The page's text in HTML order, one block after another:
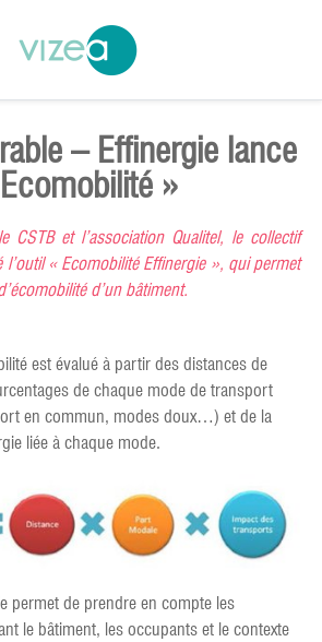
– Effinergie lance
»
CSTB et l’association Qualitel, le collectif
l’outil « Ecomobilité Effinergie », qui permet
d’un bâtiment.
est évalué à partir des distances de
de chaque mode de transport
en commun, modes doux…) et de la
liée à chaque mode.
permet de prendre en compte les
le bâtiment, les occupants et le contexte